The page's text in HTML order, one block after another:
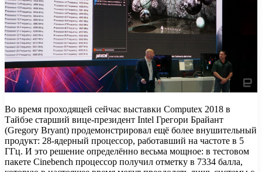
Во время проходящей сейчас выставки Computex 2018 в
Тайбэе старший вице-президент Intel Грегори Брайант
(Gregory Bryant) продемонстрировал ещё более внушительный
продукт: 28-ядерный процессор, работавший на частоте в 5
ГГц. И это решение определённо весьма мощное: в тестовом
пакете Cinebench процессор получил отметку в 7334 балла,